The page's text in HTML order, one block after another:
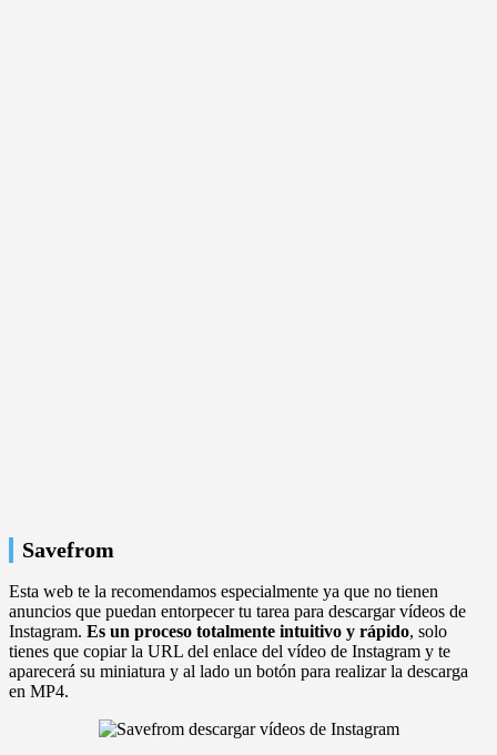
Savefrom
Esta web te la recomendamos especialmente ya que no tienen
anuncios que puedan entorpecer tu tarea para descargar vídeos de
Instagram. Es un proceso totalmente intuitivo y rápido, solo
tienes que copiar la URL del enlace del vídeo de Instagram y te
aparecerá su miniatura y al lado un botón para realizar la descarga
en MP4.